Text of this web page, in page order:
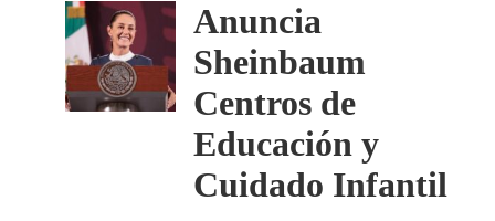
Anuncia
Sheinbaum
Centros de
Educación y
Cuidado Infantil